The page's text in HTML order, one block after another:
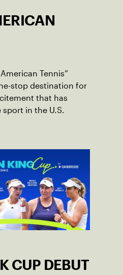
American Tennis”
stop destination for
that has
in the U.S.
CUP DEBUT